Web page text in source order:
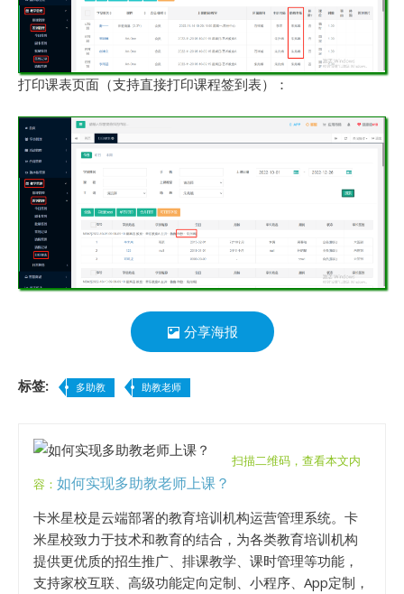
打印课表页面（支持直接打印课程签到表）：
分享海报
标签: 多助教 助教老师
扫描二维码，查看本文内
容： 如何实现多助教老师上课？
卡米星校是云端部署的教育培训机构运营管理系统。卡
米星校致力于技术和教育的结合，为各类教育培训机构
提供更优质的招生推广、排课教学、课时管理等功能，
支持家校互联、高级功能定向定制、小程序、App定制，